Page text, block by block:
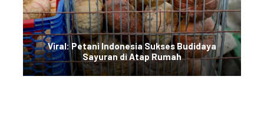
Viral: Petani Indonesia Sukses Budidaya
Sayuran di Atap Rumah